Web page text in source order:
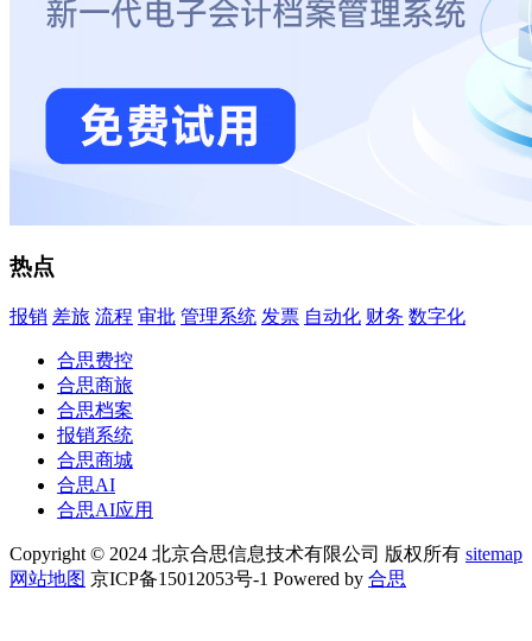
热点
报销 差旅 流程 审批 管理系统 发票 自动化 财务 数字化
合思费控
合思商旅
合思档案
报销系统
合思商城
合思AI
合思AI应用
Copyright © 2024 北京合思信息技术有限公司 版权所有 sitemap
网站地图 京ICP备15012053号-1 Powered by 合思